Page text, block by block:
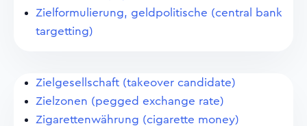
Zielformulierung, geldpolitische (central bank
targetting)
Zielgesellschaft (takeover candidate)
Zielzonen (pegged exchange rate)
Zigarettenwährung (cigarette money)